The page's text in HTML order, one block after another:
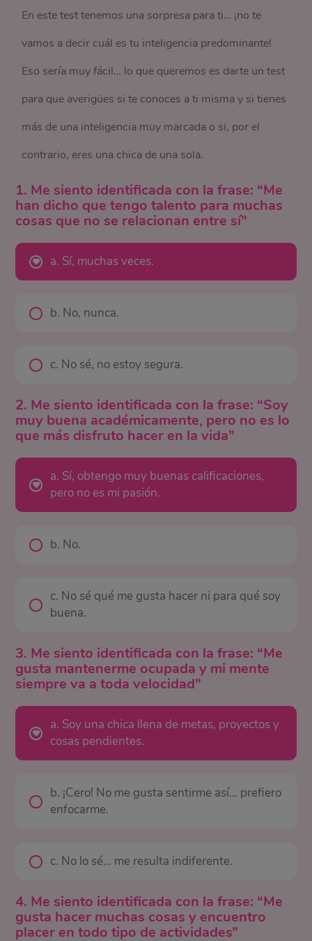
En este test tenemos una sorpresa para ti… ¡no te
vamos a decir cuál es tu inteligencia predominante!
Eso sería muy fácil… lo que queremos es darte un test
para que averigües si te conoces a ti misma y si tienes
más de una inteligencia muy marcada o si, por el
contrario, eres una chica de una sola.
1. Me siento identificada con la frase: “Me
han dicho que tengo talento para muchas
cosas que no se relacionan entre sí”
a. Sí, muchas veces.
b. No, nunca.
c. No sé, no estoy segura.
2. Me siento identificada con la frase: “Soy
muy buena académicamente, pero no es lo
que más disfruto hacer en la vida”
a. Sí, obtengo muy buenas calificaciones,
pero no es mi pasión.
b. No.
c. No sé qué me gusta hacer ni para qué soy
buena.
3. Me siento identificada con la frase: “Me
gusta mantenerme ocupada y mi mente
siempre va a toda velocidad”
a. Soy una chica llena de metas, proyectos y
cosas pendientes.
b. ¡Cero! No me gusta sentirme así… prefiero
enfocarme.
c. No lo sé… me resulta indiferente.
4. Me siento identificada con la frase: “Me
gusta hacer muchas cosas y encuentro
placer en todo tipo de actividades”